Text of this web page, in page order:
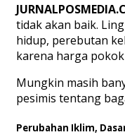
tidak akan baik.
hidup, perebutan
karena harga
Mungkin masih
pesimis tentang
Perubahan Iklim,